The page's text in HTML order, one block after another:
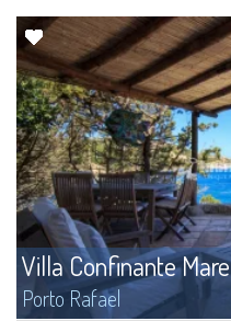
Villa Confinante Mare
Porto Rafael